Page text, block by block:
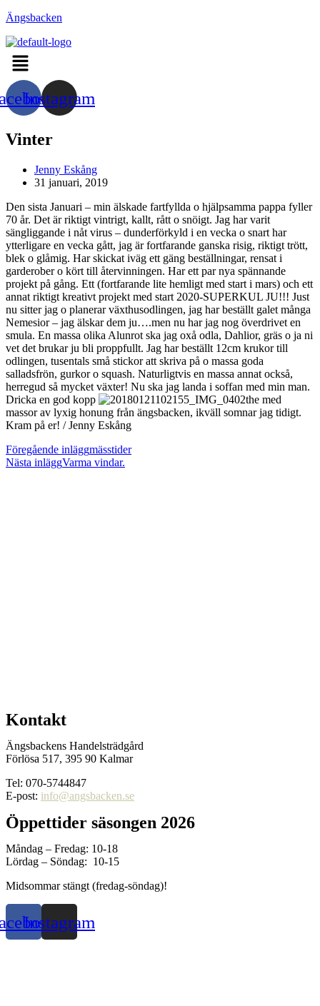
Hoppa
innehållet
Ängsbacken
Menu
Instagram
Vinter
Inläggsförfattare:
Jenny Eskång
Inlägget
31 januari, 2019
Den sista Januari – min älskade fartfyllda o hjälpsamma pappa fyller
70 år. Det är riktigt vintrigt, kallt, rått o snöigt. Jag har varit
sängliggande i nåt virus – dunderförkyld i en vecka o snart har
ytterligare en vecka gått, jag är fortfarande ganska risig, riktigt trött,
blek o glåmig. Har skickat iväg ett gäng beställningar, rensat i
garderober o kört till återvinningen. Har ett par nya spännande
projekt på gång. Ett (fortfarande lite hemligt med start i mars) och ett
annat riktigt kreativt projekt med start 2020-SUPERKUL JU!!! Just
nu sitter jag o planerar växthusodlingen, jag har beställt galet många
Nemesior – jag älskar dem ju….men nu har jag nog överdrivet en
smula. En massa olika Alunrot ska jag oxå odla, Dahlior, gräs o ja ni
vet det brukar ju bli proppfullt. Jag har beställt 12cm krukor till
odlingen, tusentals små stickor att skriva på o massa goda
salladsfrön, gurkor o squash. Naturligtvis en massa annat också,
herregud så mycket växter! Nu ska jag landa i soffan med min man.
Dricka en god kopp
the med
massor av lyxig honung från ängsbacken, ikväll somnar jag tidigt.
Kram på er! / Jenny Eskång
Läs
fler
Föregående inläggmässtider
Nästa inläggVarma vindar.
Kontakt
Ängsbackens Handelsträdgård
Förlösa 517, 395 90 Kalmar
Tel: 070-5744847
E-post: info@angsbacken.se
Öppettider säsongen 2026
Måndag – Fredag: 10-18
Lördag – Söndag: 10-15
Midsommar stängt (fredag-söndag)!
Instagram